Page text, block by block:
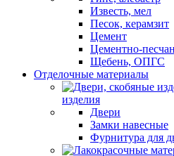
Известь, мел
Песок, керамзит
Цемент
Цементно-
Щебень, ОПГС
Отделочные материалы
изделия
Двери
Замки навесные
Фурнитура для